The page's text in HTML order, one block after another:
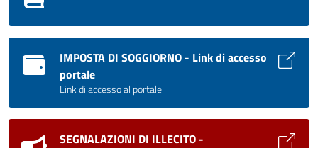
IMPOSTA DI SOGGIORNO - Link di accesso
portale
Link di accesso al portale
SEGNALAZIONI DI ILLECITO -